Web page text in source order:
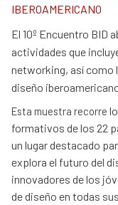
IBEROAMERICANO
El 10º Encuentro BID
actividades que
networking, así como
diseño
Esta muestra recorre
formativos de los 22
un lugar destacado
explora el futuro del
innovadores de los
de diseño en todas